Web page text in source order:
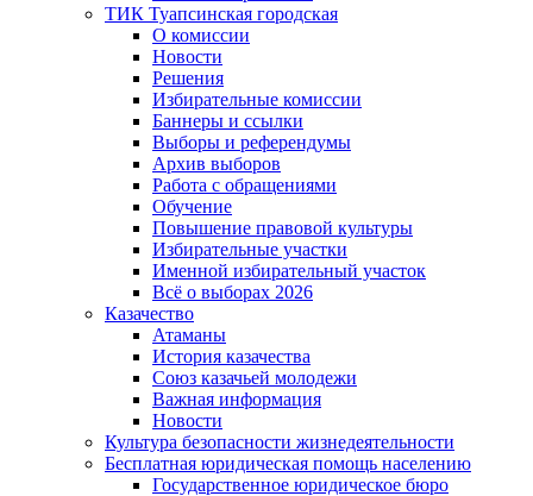
ТИК Туапсинская городская
О комиссии
Новости
Решения
Избирательные комиссии
Баннеры и ссылки
Выборы и референдумы
Архив выборов
Работа с обращениями
Обучение
Повышение правовой культуры
Избирательные участки
Именной избирательный участок
Всё о выборах 2026
Казачество
Атаманы
История казачества
Союз казачьей молодежи
Важная информация
Новости
Культура безопасности жизнедеятельности
Бесплатная юридическая помощь населению
Государственное юридическое бюро